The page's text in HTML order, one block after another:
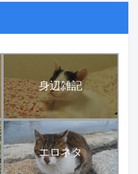
身辺雑記
エロネタ